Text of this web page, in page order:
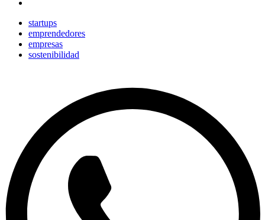
startups
emprendedores
empresas
sostenibilidad